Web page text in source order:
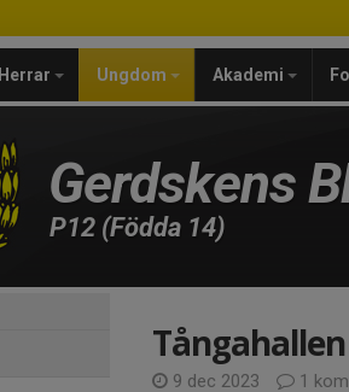
Herrar Ungdom Akademi
Gerdskens
P12 (Födda 14)
9 dec 2023 1